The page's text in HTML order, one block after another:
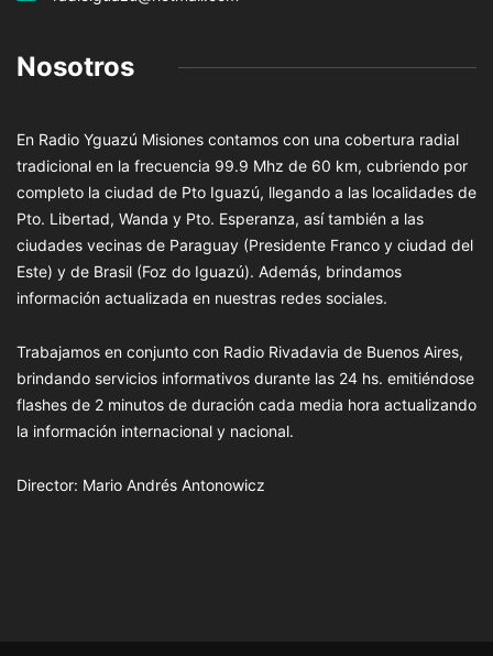
Nosotros
En Radio Yguazú Misiones contamos con una cobertura radial
tradicional en la frecuencia 99.9 Mhz de 60 km, cubriendo por
completo la ciudad de Pto Iguazú, llegando a las localidades de
Pto. Libertad, Wanda y Pto. Esperanza, así también a las
ciudades vecinas de Paraguay (Presidente Franco y ciudad del
Este) y de Brasil (Foz do Iguazú). Además, brindamos
información actualizada en nuestras redes sociales.
Trabajamos en conjunto con Radio Rivadavia de Buenos Aires,
brindando servicios informativos durante las 24 hs. emitiéndose
flashes de 2 minutos de duración cada media hora actualizando
la información internacional y nacional.
Director: Mario Andrés Antonowicz